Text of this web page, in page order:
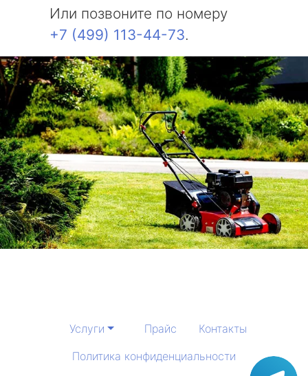
Или позвоните по номеру
+7 (499) 113-44-73.
Услуги Прайс
Контакты
Политика конфиденциальности